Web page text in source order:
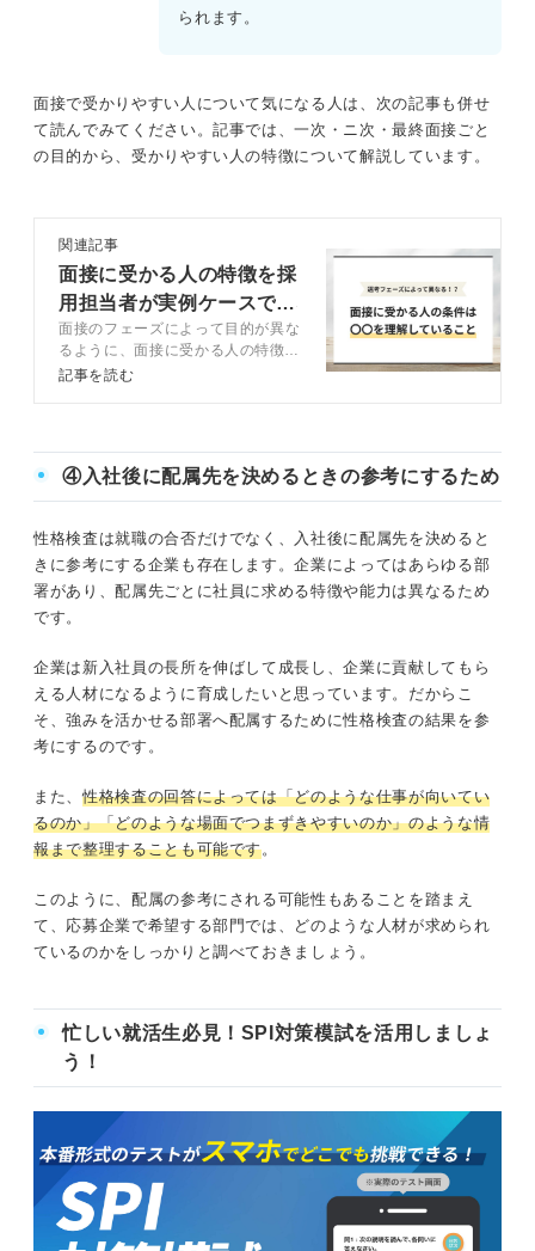
られます。
面接で受かりやすい人について気になる人は、次の記事も併せ
て読んでみてください。記事では、一次・ニ次・最終面接ごと
の目的から、受かりやすい人の特徴について解説しています。
関連記事
面接に受かる人の特徴を採
用担当者が実例ケースで本
音解説
面接のフェーズによって目的が異な
るように、面接に受かる人の特徴も
フェーズでそれぞれ異なります。こ
接対策をしようとしている人はぜひ
参考にしてください。
記事を読む
④入社後に配属先を決めるときの参考にするため
性格検査は就職の合否だけでなく、入社後に配属先を決めると
きに参考にする企業も存在します。企業によってはあらゆる部
署があり、配属先ごとに社員に求める特徴や能力は異なるため
です。
企業は新入社員の長所を伸ばして成長し、企業に貢献してもら
える人材になるように育成したいと思っています。だからこ
そ、強みを活かせる部署へ配属するために性格検査の結果を参
考にするのです。
また、性格検査の回答によっては「どのような仕事が向いてい
るのか」「どのような場面でつまずきやすいのか」のような情
報まで整理することも可能です。
このように、配属の参考にされる可能性もあることを踏まえ
て、応募企業で希望する部門では、どのような人材が求められ
ているのかをしっかりと調べておきましょう。
忙しい就活生必見！SPI対策模試を活用しましょ
う！